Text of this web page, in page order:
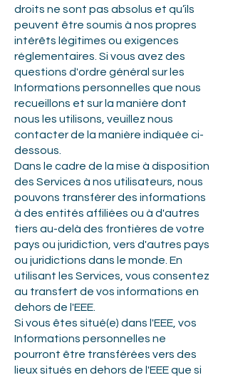
droits ne sont pas absolus et qu’ils
peuvent être soumis à nos propres
intérêts légitimes ou exigences
réglementaires. Si vous avez des
questions d'ordre général sur les
Informations personnelles que nous
recueillons et sur la manière dont
nous les utilisons, veuillez nous
contacter de la manière indiquée ci-
dessous.
Dans le cadre de la mise à disposition
des Services à nos utilisateurs, nous
pouvons transférer des informations
à des entités affiliées ou à d'autres
tiers au-delà des frontières de votre
pays ou juridiction, vers d'autres pays
ou juridictions dans le monde. En
utilisant les Services, vous consentez
au transfert de vos informations en
dehors de l'EEE.
Si vous êtes situé(e) dans l'EEE, vos
Informations personnelles ne
pourront être transférées vers des
lieux situés en dehors de l'EEE que si